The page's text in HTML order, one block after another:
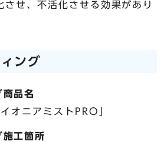
させ、不活化させる効果があり
ング
商品名
オニアミストPRO」
施工箇所